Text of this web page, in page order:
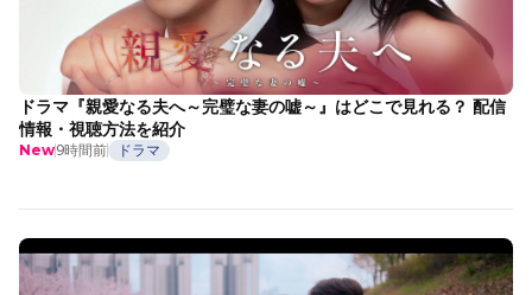
ドラマ『親愛なる夫へ～完璧な妻の嘘～』はどこで見れる？ 配信
情報・視聴方法を紹介
New9時間前 ドラマ